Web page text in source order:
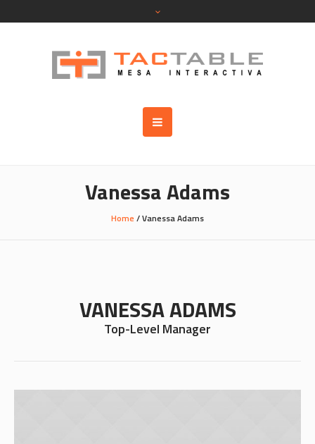
Vanessa Adams
Home /Vanessa Adams
VANESSA ADAMS
Top-Level Manager